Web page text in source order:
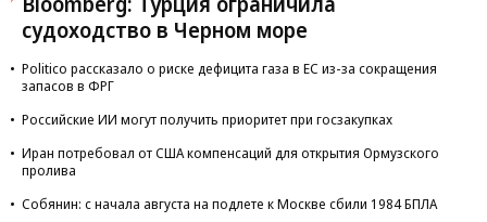
судоходство в Черном море
Politico рассказало о риске дефицита газа в ЕС из-за сокращения
запасов в ФРГ
Российские ИИ могут получить приоритет при госзакупках
Иран потребовал от США компенсаций для открытия Ормузского
пролива
Собянин: с начала августа на подлете к Москве сбили 1984 БПЛА